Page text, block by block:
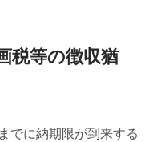
税等の徴収猶
でに納期限が到来する